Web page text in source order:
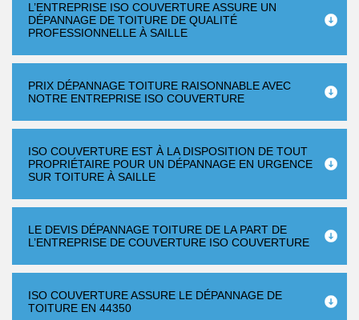
L’ENTREPRISE ISO COUVERTURE ASSURE UN
DÉPANNAGE DE TOITURE DE QUALITÉ
PROFESSIONNELLE À SAILLE
PRIX DÉPANNAGE TOITURE RAISONNABLE AVEC
NOTRE ENTREPRISE ISO COUVERTURE
ISO COUVERTURE EST À LA DISPOSITION DE TOUT
PROPRIÉTAIRE POUR UN DÉPANNAGE EN URGENCE
SUR TOITURE À SAILLE
LE DEVIS DÉPANNAGE TOITURE DE LA PART DE
L’ENTREPRISE DE COUVERTURE ISO COUVERTURE
ISO COUVERTURE ASSURE LE DÉPANNAGE DE
TOITURE EN 44350